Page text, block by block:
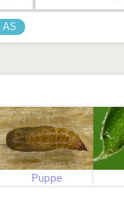
AS
Puppe